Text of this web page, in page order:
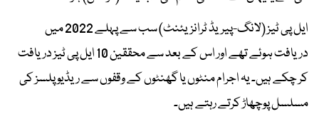
ایل پی ٹیز (لانگ-پیریڈ ٹرانزیئنٹ) سب سے پہلے 2022 میں
دریافت ہوئے تھے اور اس کے بعد سے محققین 10 ایل پی ٹیز دریافت
کر چکے ہیں۔ یہ اجرام منٹوں یا گھنٹوں کے وقفوں سے ریڈیو پلسز کی
مسلسل پوچھاڑ کرتے رہتے ہیں۔